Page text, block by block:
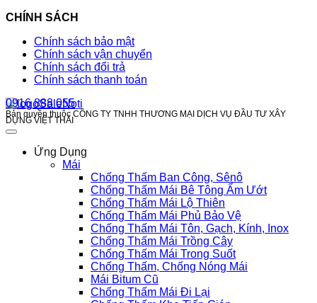
CHÍNH SÁCH
Chính sách bảo mật
Chính sách vận chuyển
Chính sách đổi trả
Chính sách thanh toán
0916 888 055
Bản quyền thuộc CÔNG TY TNHH THƯƠNG MẠI DỊCH VỤ ĐẦU TƯ XÂY
DỰNG VIỆT THÁI
Ứng Dụng
Mái
Chống Thấm Ban Công, Sênô
Chống Thấm Mái Bê Tông Ẩm Ướt
Chống Thấm Mái Lộ Thiên
Chống Thấm Mái Phủ Bảo Vệ
Chống Thấm Mái Tôn, Gạch, Kính, Inox
Chống Thấm Mái Trồng Cây
Chống Thấm Mái Trong Suốt
Chống Thấm, Chống Nóng Mái
Mái Bitum Cũ
Chống Thấm Mái Đi Lại